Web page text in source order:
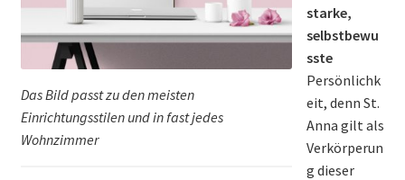
Das Bild passt zu den meisten
Einrichtungsstilen und in fast jedes
Wohnzimmer
starke,
selbstbewu
sste
Persönlichk
eit, denn St.
Anna gilt als
Verkörperun
g dieser